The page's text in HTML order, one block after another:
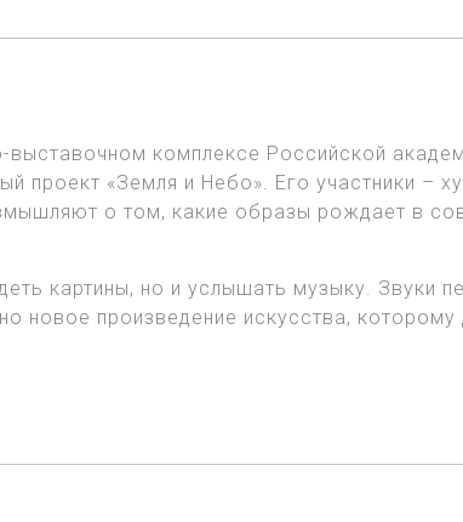
выставочном комплексе Российской
проект «Земля и Небо». Его участники –
о том, какие образы рождает в
картины, но и услышать музыку. Звуки
новое произведение искусства,